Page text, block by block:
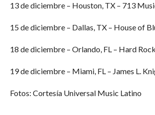
13 de diciembre – Houston, TX – 713
15 de diciembre – Dallas, TX – House of
18 de diciembre – Orlando, FL – Hard
19 de diciembre – Miami, FL – James L.
Fotos: Cortesía Universal Music Latino